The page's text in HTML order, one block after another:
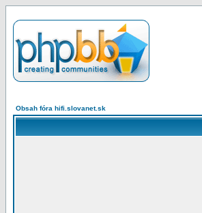
Obsah fóra hifi.slovanet.sk